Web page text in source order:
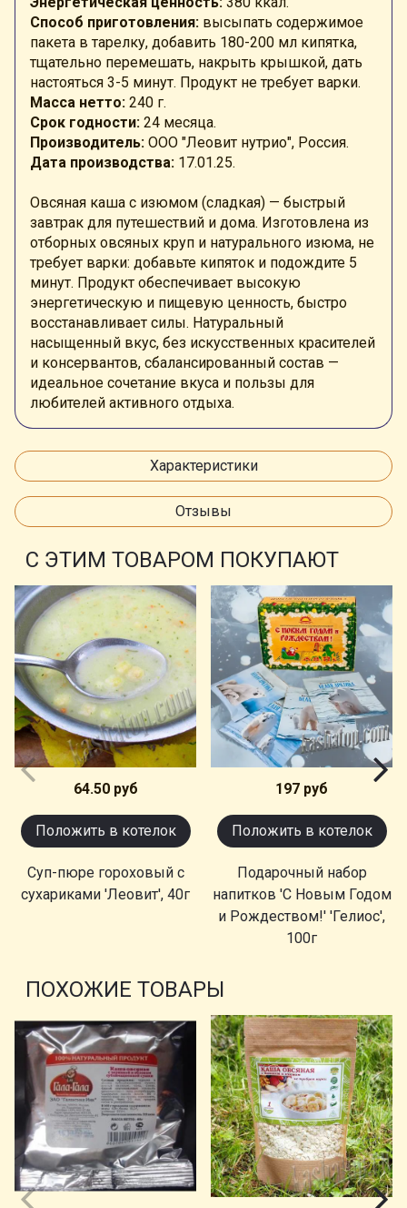
Способ приготовления: высыпать содержимое
пакета в тарелку, добавить 180-200 мл кипятка,
тщательно перемешать, накрыть крышкой, дать
настояться 3-5 минут. Продукт не требует варки.
Масса нетто: 240 г.
Срок годности: 24 месяца.
Производитель: ООО "Леовит нутрио", Россия.
Дата производства: 17.01.25.
Овсяная каша с изюмом (сладкая) — быстрый
завтрак для путешествий и дома. Изготовлена из
отборных овсяных круп и натурального изюма, не
требует варки: добавьте кипяток и подождите 5
минут. Продукт обеспечивает высокую
энергетическую и пищевую ценность, быстро
восстанавливает силы. Натуральный
насыщенный вкус, без искусственных красителей
и консервантов, сбалансированный состав —
идеальное сочетание вкуса и пользы для
любителей активного отдыха.
Характеристики
Отзывы
С ЭТИМ ТОВАРОМ ПОКУПАЮТ
64.50 руб
Положить в котелок
Суп-пюре гороховый с
сухариками 'Леовит', 40г
197 руб
Положить в котелок
Подарочный набор
напитков 'С Новым Годом
и Рождеством!' 'Гелиос',
100г
ПОХОЖИЕ ТОВАРЫ